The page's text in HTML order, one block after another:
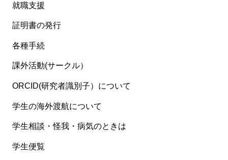
就職支援
証明書の発行
各種手続
課外活動(サークル）
ORCID(研究者識別子）について
学生の海外渡航について
学生相談・怪我・病気のときは
学生便覧